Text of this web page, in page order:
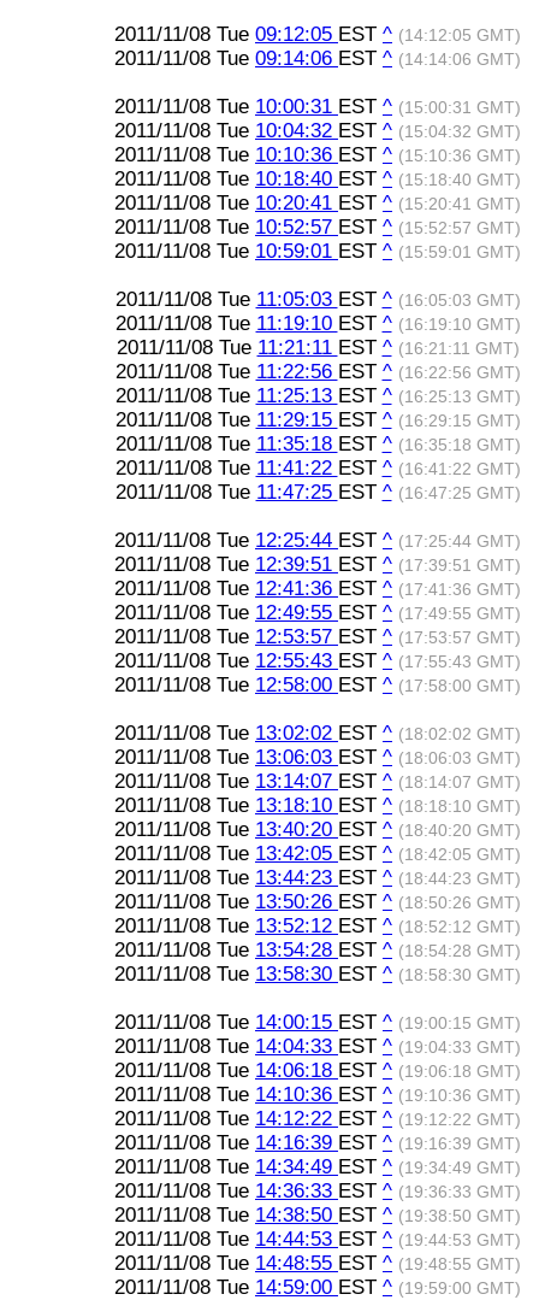
2011/11/08 Tue 09:12:05 EST ^ (14:12:05 GMT)
2011/11/08 Tue 09:14:06 EST ^ (14:14:06 GMT)
2011/11/08 Tue 10:00:31 EST ^ (15:00:31 GMT)
2011/11/08 Tue 10:04:32 EST ^ (15:04:32 GMT)
2011/11/08 Tue 10:10:36 EST ^ (15:10:36 GMT)
2011/11/08 Tue 10:18:40 EST ^ (15:18:40 GMT)
2011/11/08 Tue 10:20:41 EST ^ (15:20:41 GMT)
2011/11/08 Tue 10:52:57 EST ^ (15:52:57 GMT)
2011/11/08 Tue 10:59:01 EST ^ (15:59:01 GMT)
2011/11/08 Tue 11:05:03 EST ^ (16:05:03 GMT)
2011/11/08 Tue 11:19:10 EST ^ (16:19:10 GMT)
2011/11/08 Tue 11:21:11 EST ^ (16:21:11 GMT)
2011/11/08 Tue 11:22:56 EST ^ (16:22:56 GMT)
2011/11/08 Tue 11:25:13 EST ^ (16:25:13 GMT)
2011/11/08 Tue 11:29:15 EST ^ (16:29:15 GMT)
2011/11/08 Tue 11:35:18 EST ^ (16:35:18 GMT)
2011/11/08 Tue 11:41:22 EST ^ (16:41:22 GMT)
2011/11/08 Tue 11:47:25 EST ^ (16:47:25 GMT)
2011/11/08 Tue 12:25:44 EST ^ (17:25:44 GMT)
2011/11/08 Tue 12:39:51 EST ^ (17:39:51 GMT)
2011/11/08 Tue 12:41:36 EST ^ (17:41:36 GMT)
2011/11/08 Tue 12:49:55 EST ^ (17:49:55 GMT)
2011/11/08 Tue 12:53:57 EST ^ (17:53:57 GMT)
2011/11/08 Tue 12:55:43 EST ^ (17:55:43 GMT)
2011/11/08 Tue 12:58:00 EST ^ (17:58:00 GMT)
2011/11/08 Tue 13:02:02 EST ^ (18:02:02 GMT)
2011/11/08 Tue 13:06:03 EST ^ (18:06:03 GMT)
2011/11/08 Tue 13:14:07 EST ^ (18:14:07 GMT)
2011/11/08 Tue 13:18:10 EST ^ (18:18:10 GMT)
2011/11/08 Tue 13:40:20 EST ^ (18:40:20 GMT)
2011/11/08 Tue 13:42:05 EST ^ (18:42:05 GMT)
2011/11/08 Tue 13:44:23 EST ^ (18:44:23 GMT)
2011/11/08 Tue 13:50:26 EST ^ (18:50:26 GMT)
2011/11/08 Tue 13:52:12 EST ^ (18:52:12 GMT)
2011/11/08 Tue 13:54:28 EST ^ (18:54:28 GMT)
2011/11/08 Tue 13:58:30 EST ^ (18:58:30 GMT)
2011/11/08 Tue 14:00:15 EST ^ (19:00:15 GMT)
2011/11/08 Tue 14:04:33 EST ^ (19:04:33 GMT)
2011/11/08 Tue 14:06:18 EST ^ (19:06:18 GMT)
2011/11/08 Tue 14:10:36 EST ^ (19:10:36 GMT)
2011/11/08 Tue 14:12:22 EST ^ (19:12:22 GMT)
2011/11/08 Tue 14:16:39 EST ^ (19:16:39 GMT)
2011/11/08 Tue 14:34:49 EST ^ (19:34:49 GMT)
2011/11/08 Tue 14:36:33 EST ^ (19:36:33 GMT)
2011/11/08 Tue 14:38:50 EST ^ (19:38:50 GMT)
2011/11/08 Tue 14:44:53 EST ^ (19:44:53 GMT)
2011/11/08 Tue 14:48:55 EST ^ (19:48:55 GMT)
2011/11/08 Tue 14:59:00 EST ^ (19:59:00 GMT)